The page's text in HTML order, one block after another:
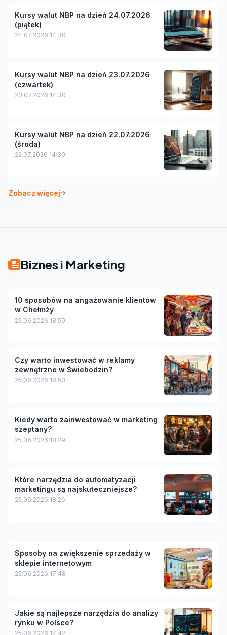
Kursy walut NBP na dzień 24.07.2026
(piątek)
24.07.2026 14:30
Kursy walut NBP na dzień 23.07.2026
(czwartek)
23.07.2026 14:30
Kursy walut NBP na dzień 22.07.2026
(środa)
22.07.2026 14:30
Zobacz więcej
Biznes i Marketing
10 sposobów na angażowanie klientów
w Chełmży
25.06.2026 18:59
Czy warto inwestować w reklamy
zewnętrzne w Świebodzin?
25.06.2026 18:53
Kiedy warto zainwestować w marketing
szeptany?
25.06.2026 18:29
Które narzędzia do automatyzacji
marketingu są najskuteczniejsze?
25.06.2026 18:26
Sposoby na zwiększenie sprzedaży w
sklepie internetowym
25.06.2026 17:48
Jakie są najlepsze narzędzia do analizy
rynku w Polsce?
25.06.2026 17:42